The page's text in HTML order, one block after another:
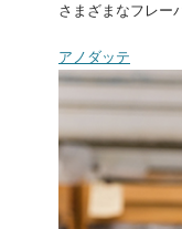
さまざまなフレー
アノダッテ